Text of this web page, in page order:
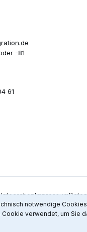
notwendige
verwendet, um Sie
-81
61
Impressum